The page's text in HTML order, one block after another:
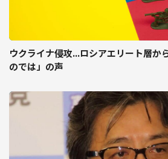
ウクライナ侵攻...ロシアエリート層か
のでは」の声